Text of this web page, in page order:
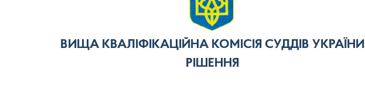
ВИЩА КВАЛІФІКАЦІЙНА КОМІСІЯ СУДДІВ УКРАЇНИ
РІШЕННЯ